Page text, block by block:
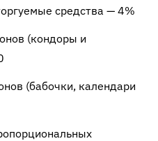
средства — 4%
(кондоры и
(бабочки, календари